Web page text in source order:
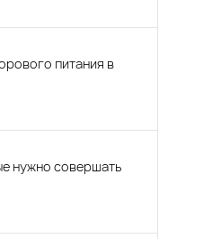
питания в
нужно совершать